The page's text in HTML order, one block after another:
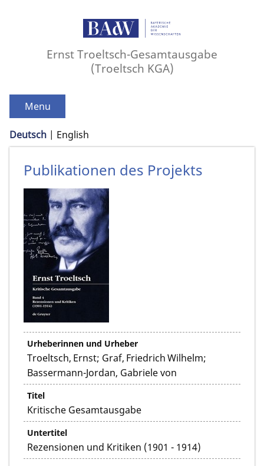
Ernst Troeltsch-Gesamtausgabe
(Troeltsch KGA)
Menu
Deutsch English
Publikationen des Projekts
Urheberinnen und Urheber
Troeltsch, Ernst; Graf, Friedrich Wilhelm;
Bassermann-Jordan, Gabriele von
Titel
Kritische Gesamtausgabe
Untertitel
Rezensionen und Kritiken (1901 - 1914)